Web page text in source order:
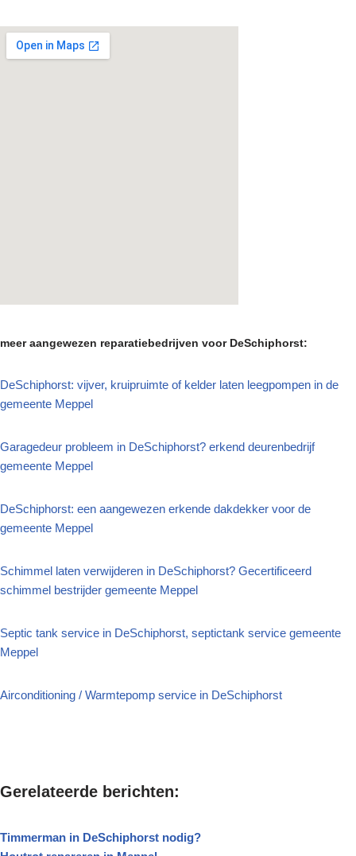
meer aangewezen reparatiebedrijven voor DeSchiphorst:
DeSchiphorst: vijver, kruipruimte of kelder laten leegpompen in de
gemeente Meppel
Garagedeur probleem in DeSchiphorst? erkend deurenbedrijf
gemeente Meppel
DeSchiphorst: een aangewezen erkende dakdekker voor de
gemeente Meppel
Schimmel laten verwijderen in DeSchiphorst? Gecertificeerd
schimmel bestrijder gemeente Meppel
Septic tank service in DeSchiphorst, septictank service gemeente
Meppel
Airconditioning / Warmtepomp service in DeSchiphorst
Gerelateerde berichten:
Timmerman in DeSchiphorst nodig?